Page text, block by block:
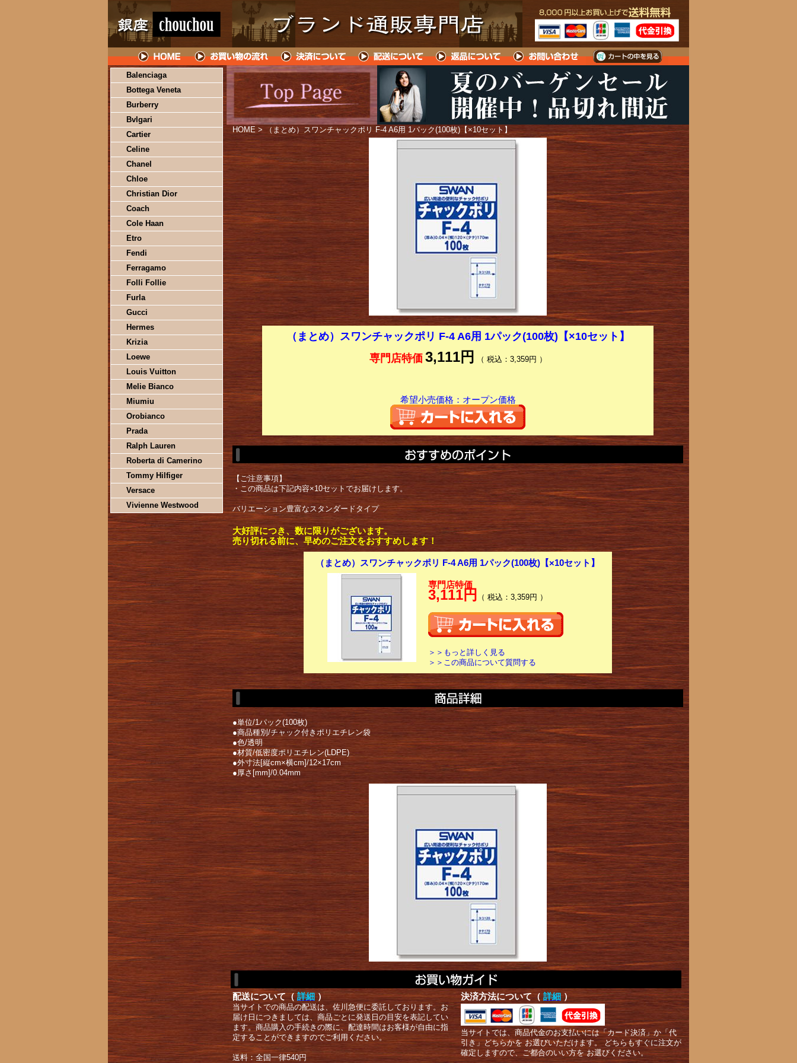
Balenciaga
Bottega Veneta
Burberry
Bvlgari
Cartier
Celine
Chanel
Chloe
Christian Dior
Coach
Cole Haan
Etro
Fendi
Ferragamo
Folli Follie
Furla
Gucci
Hermes
Krizia
Loewe
Louis Vuitton
Melie Bianco
Miumiu
Orobianco
Prada
Ralph Lauren
Roberta di Camerino
Tommy Hilfiger
Versace
Vivienne Westwood
HOME > （まとめ）スワンチャックポリ F-4 A6用 1パック(100枚)【×10セット】
（まとめ）スワンチャックポリ F-4 A6用 1パック(100枚)【×10セット】
専門店特価 3,111円 （ 税込：3,359円 ）
希望小売価格：オープン価格
【ご注意事項】
・この商品は下記内容×10セットでお届けします。
バリエーション豊富なスタンダードタイプ
大好評につき、数に限りがございます。
売り切れる前に、早めのご注文をおすすめします！
（まとめ）スワンチャックポリ F-4 A6用 1パック(100枚)【×10セット】
専門店特価
3,111円 （ 税込：3,359円 ）
＞＞もっと詳しく見る
＞＞この商品について質問する
●単位/1パック(100枚)
●商品種別/チャック付きポリエチレン袋
●色/透明
●材質/低密度ポリエチレン(LDPE)
●外寸法[縦cm×横cm]/12×17cm
●厚さ[mm]/0.04mm
配送について（ 詳細 ）
当サイトでの商品の配送は、佐川急便に委託しております。お
届け日につきましては、商品ごとに発送日の目安を表記してい
ます。商品購入の手続きの際に、配達時間はお客様が自由に指
定することができますのでご利用ください。
送料：全国一律540円
決済方法について（ 詳細 ）
当サイトでは、商品代金のお支払いには「カード決済」か「代
引き」どちらかを お選びいただけます。 どちらもすぐに注文が
確定しますので、ご都合のいい方を お選びください。